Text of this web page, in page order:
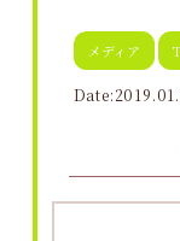
メディア